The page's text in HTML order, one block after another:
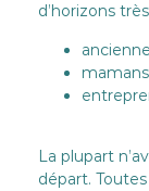
d’horizons
La plupart
départ.